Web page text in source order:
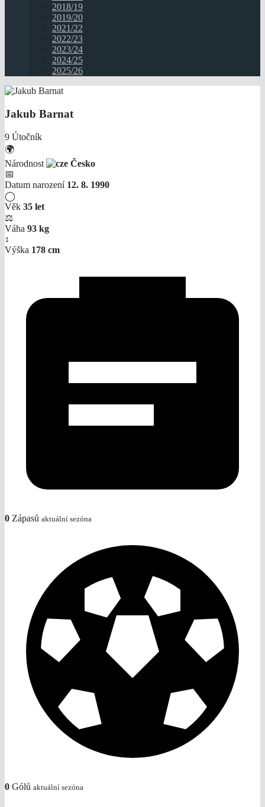
2018/19
2019/20
2021/22
2022/23
2023/24
2024/25
2025/26
Jakub Barnat
9 Útočník
🌍
Národnost
Česko
📅
Datum narození 12. 8. 1990
◯
Věk 35 let
⚖
Váha 93 kg
↕
Výška 178 cm
0 Zápasů aktuální sezóna
0 Gólů aktuální sezóna